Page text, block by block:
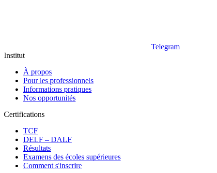
Telegram
Institut
À propos
Pour les professionnels
Informations pratiques
Nos opportunités
Certifications
TCF
DELF – DALF
Résultats
Examens des écoles supérieures
Comment s'inscrire